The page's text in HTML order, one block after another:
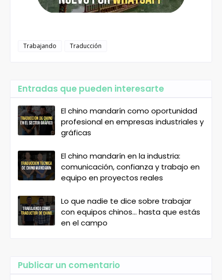
Trabajando Traducción
Entradas que pueden interesarte
El chino mandarín como oportunidad
profesional en empresas industriales y
gráficas
El chino mandarín en la industria:
comunicación, confianza y trabajo en
equipo en proyectos reales
Lo que nadie te dice sobre trabajar
con equipos chinos… hasta que estás
en el campo
Publicar un comentario